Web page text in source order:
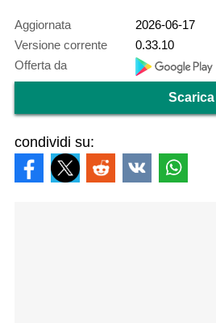
Aggiornata
2026-06-17
Versione corrente
0.33.10
Offerta da
Scarica
condividi su: